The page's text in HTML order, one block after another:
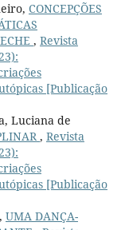
CONCEPÇÕES
, Revista
[Publicação
Luciana de
, Revista
[Publicação
UMA DANÇA-